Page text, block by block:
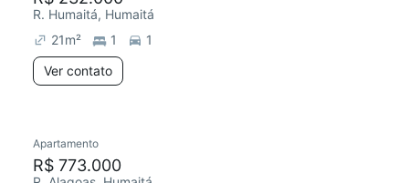
R. Humaitá, Humaitá
21m² 1
1
Ver contato
Redecorar
Apartamento
R$ 773.000